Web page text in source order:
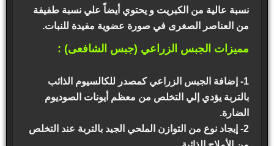
نسبة عالية من الكبريت و يحتوي أيضاً علي نسبة طفيفة
من العناصر الصغرى في صورة عضوية مفيدة للنبات.
مميزات الجبس الزراعي (جبس الشافعى) :
1- إضافة الجبس الزراعي كمصدر للكالسيوم الذائب
بالتربة يؤدي إلي التخلص من معظم أيونات الصوديوم
الضارة.
2- إيجاد نوع من التوازن الملحي الجيد بالتربة عند التخلص